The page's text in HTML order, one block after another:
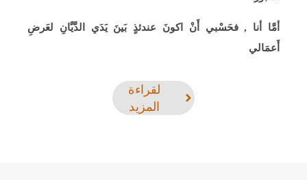
أمَّا أنا , فحَسْبي أَنْ اكونَ عندئذٍ بَينَ يَدَي الدَّيَّانِ لعَرضِ
أَعمَالي
لقراءة
المزيد